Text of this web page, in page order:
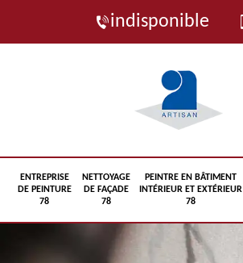
indisponible
ENTREPRISE
DE PEINTURE
78
NETTOYAGE
DE FAÇADE
78
PEINTRE EN BÂTIMENT
INTÉRIEUR ET EXTÉRIEUR
78